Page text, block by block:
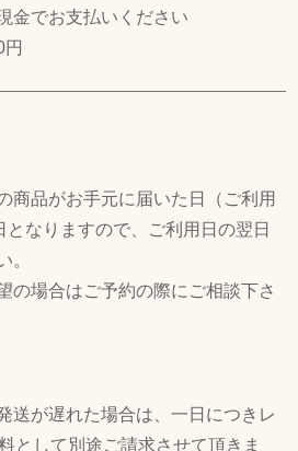
金でお支払いください
商品がお手元に届いた日（ご利用
となりますので、ご利用日の翌日
。
の場合はご予約の際にご相談下さ
送が遅れた場合は、一日につきレ
として別途ご請求させて頂きま